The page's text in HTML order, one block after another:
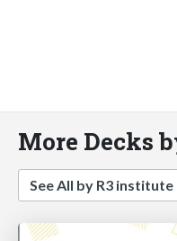
More Decks
See All by R3 institute